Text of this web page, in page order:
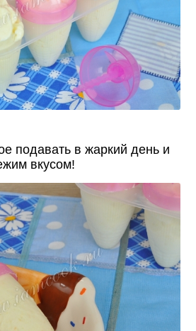
подавать в жаркий день и
вкусом!